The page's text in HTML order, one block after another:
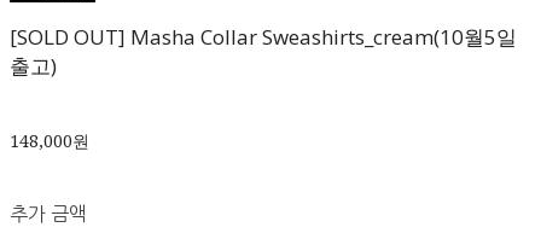
[SOLD OUT] Masha Collar Sweashirts_cream(10월5일
출고)
148,000원
추가 금액